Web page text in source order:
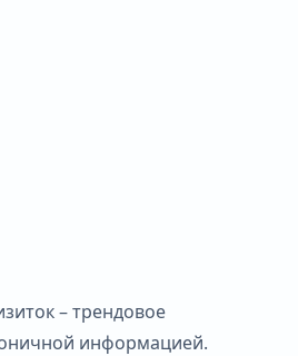
– трендовое
информацией.